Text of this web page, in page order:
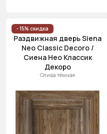
- 15% скидка
Раздвижная дверь Siena
Neo Classic Decoro /
Сиена Нео Классик
Декоро
Олива тёмная